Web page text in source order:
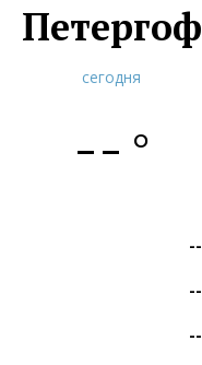
Петергоф
сегодня
-- °
--
--
--